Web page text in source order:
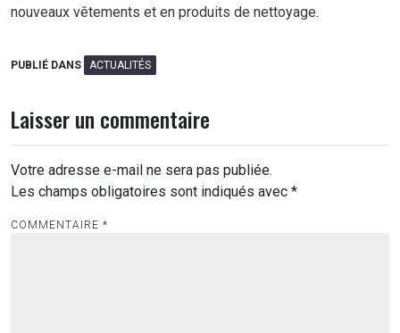
nouveaux vêtements et en produits de nettoyage.
PUBLIÉ DANS ACTUALITÉS
Laisser un commentaire
Votre adresse e-mail ne sera pas publiée.
Les champs obligatoires sont indiqués avec *
COMMENTAIRE *